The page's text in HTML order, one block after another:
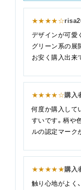
★★★★☆
デザインが可愛
グリーン系の展
お安く購入出来
★★★★☆ 購入
何度か購入して
すいです。柄や
ルの認定マーク
★★★★★ 購入
触り心地がよく